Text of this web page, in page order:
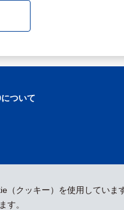
（クッキー）を使用していま
す。
ついて